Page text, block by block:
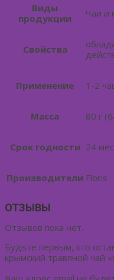
Виды
продукции
Чаи и
Свойства
Применение 1-2
Масса 80 г
Срок годности 24
Производители Floris
ОТЗЫВЫ
Отзывов пока нет.
Будьте первым, кто
крымский травяной чай